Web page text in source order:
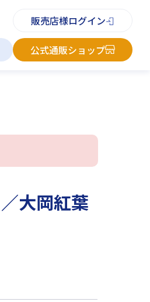
販売店様ログイン
公式通販ショップ
お知らせ お問い合わせ
大岡紅葉